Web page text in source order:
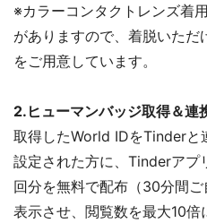
※カラーコンタクトレンズ着
がありますので、着脱いた
をご用意しています。
2.ヒューマンバッジ取得＆連
取得したWorld IDをTinderと
設定された方に、Tinderアプ
回分を無料で配布（30分間
表示させ、閲覧数を最大10倍